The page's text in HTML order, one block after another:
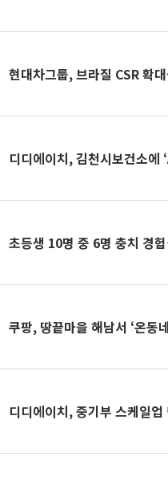
현대차그룹, 브라질 CSR 확
디디에이치, 김천시보건소에
초등생 10명 중 6명 충치 경
쿠팡, 땅끝마을 해남서 ‘온동
디디에이치, 중기부 스케일